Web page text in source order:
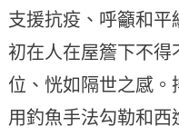
支援抗疫、呼籲和
初在人在屋簷下不
位、恍如隔世之感。
用釣魚手法勾勒和